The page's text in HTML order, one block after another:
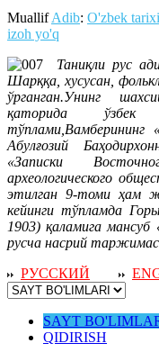
MuallifAdib: O'zbek
izoh yo'q
Таниқли рус
Шарққа, хусусан,
ўрганган.Унинг
қаторида
тўплами,Вамберининг
Абулғозий
«Записки
археологического
этилган 9-томи ҳам
кейинги тўпламда
1903) қаламига
русча насрий
РУССКИЙ
SAYT
QIDIRISH